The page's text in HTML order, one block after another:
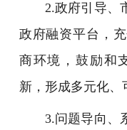
2.政府引导、市
政府融资平台，
商环境，鼓励和
新，形成多元化、
3.问题导向、系